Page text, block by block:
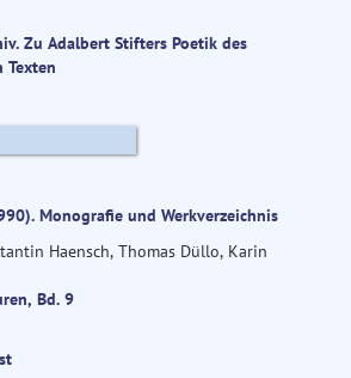
Zu Adalbert Stifters Poetik des
Texten
Monografie und Werkverzeichnis
Haensch, Thomas Düllo, Karin
Bd. 9